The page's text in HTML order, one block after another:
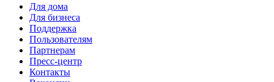
Для дома
Для бизнеса
Поддержка
Пользователям
Партнерам
Пресс-центр
Контакты